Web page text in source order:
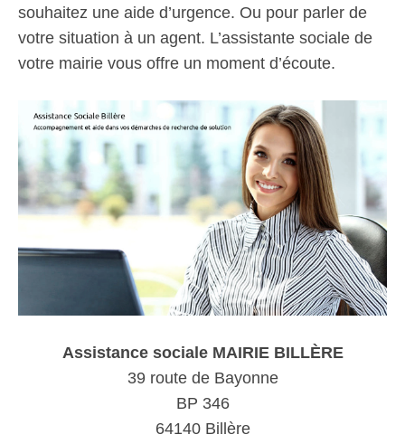
souhaitez une aide d’urgence. Ou pour parler de
votre situation à un agent. L’assistante sociale de
votre mairie vous offre un moment d’écoute.
Assistance sociale MAIRIE BILLÈRE
39 route de Bayonne
BP 346
64140 Billère